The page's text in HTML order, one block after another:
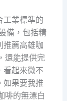
工業標準的
備，包括精
推薦高雄咖
還能提供完
看起來微不
如果要我推
啡的無漂白